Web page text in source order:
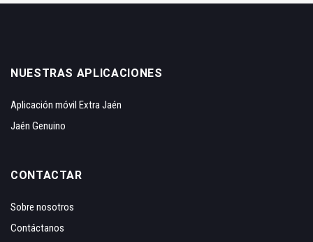
NUESTRAS APLICACIONES
Aplicación móvil Extra Jaén
Jaén Genuino
CONTACTAR
Sobre nosotros
Contáctanos